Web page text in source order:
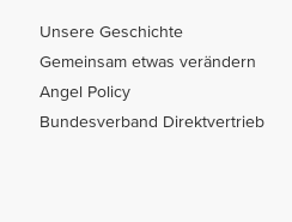
Unsere Geschichte
Gemeinsam etwas verändern
Angel Policy
Bundesverband Direktvertrieb